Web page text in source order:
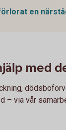
en
med
– via vår